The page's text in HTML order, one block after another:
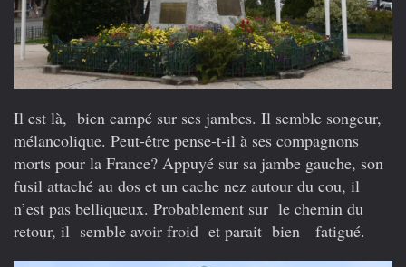
Il est là, bien campé sur ses jambes. Il semble songeur,
mélancolique. Peut-être pense-t-il à ses compagnons
morts pour la France? Appuyé sur sa jambe gauche, son
fusil attaché au dos et un cache nez autour du cou, il
n’est pas belliqueux. Probablement sur le chemin du
retour, il semble avoir froid et parait bien fatigué.